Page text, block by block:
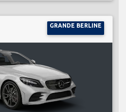
GRANDE BERLINE